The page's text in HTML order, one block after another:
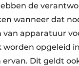
de
wanneer dat
apparatuur
worden opgeleid
Dit geldt